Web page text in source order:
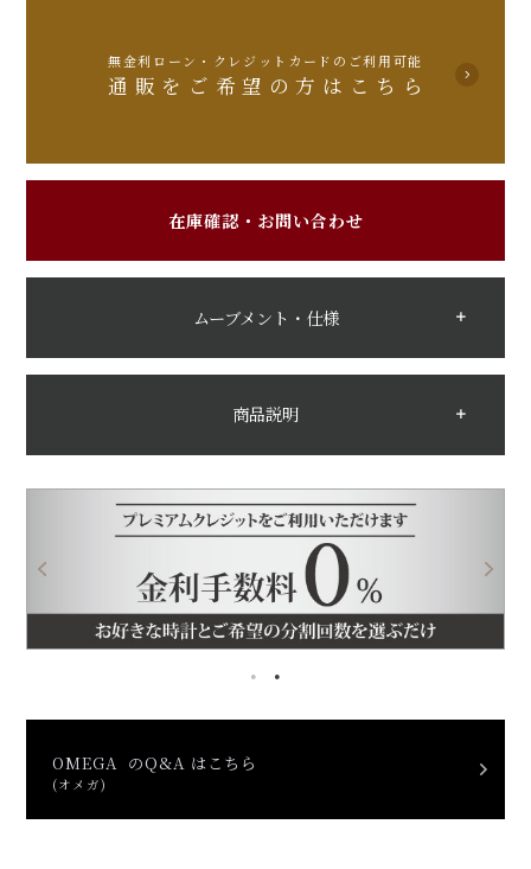
無金利ローン・クレジットカードのご利用可能
通販をご希望の方はこちら
在庫確認・お問い合わせ
ムーブメント・仕様
商品説明
OMEGA のQ&A はこちら
(オメガ)